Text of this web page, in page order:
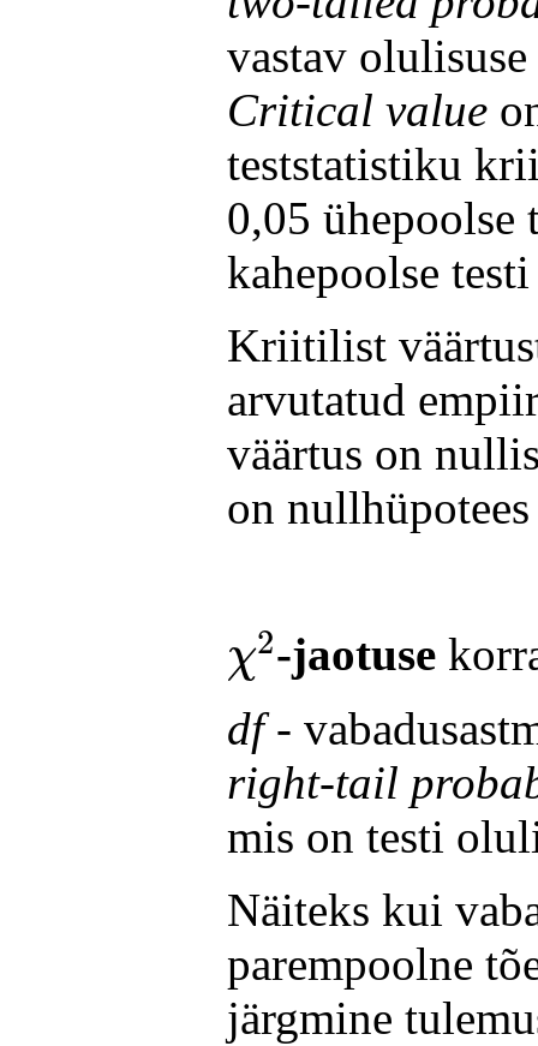
vastav
Critical value
teststatistiku
0,05
kahepoolse
Kriitilist
arvutatud
väärtus on
on
χ2
2-jaotuse
df-
right-tail
mis on testi
Näiteks kui
parempoolne
järgmine